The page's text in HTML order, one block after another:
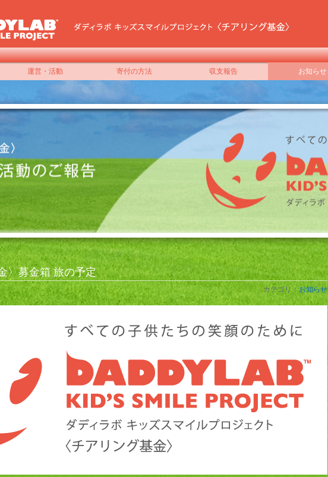
運営・活動 寄付の方法 収支報告 お知らせ
〉募金箱 旅の予定
カテゴリ：お知らせ